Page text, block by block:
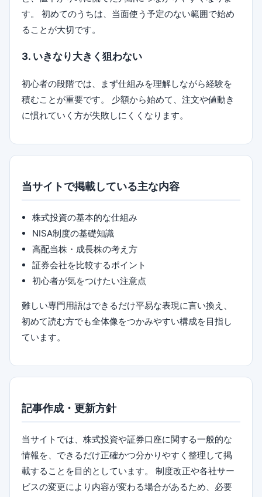
す。 初めてのうちは、当面使う予定のない範囲で始め
ることが大切です。
3. いきなり大きく狙わない
初心者の段階では、まず仕組みを理解しながら経験を
積むことが重要です。 少額から始めて、注文や値動き
に慣れていく方が失敗しにくくなります。
当サイトで掲載している主な内容
株式投資の基本的な仕組み
NISA制度の基礎知識
高配当株・成長株の考え方
証券会社を比較するポイント
初心者が気をつけたい注意点
難しい専門用語はできるだけ平易な表現に言い換え、
初めて読む方でも全体像をつかみやすい構成を目指し
ています。
記事作成・更新方針
当サイトでは、株式投資や証券口座に関する一般的な
情報を、できるだけ正確かつ分かりやすく整理して掲
載することを目的としています。 制度改正や各社サー
ビスの変更により内容が変わる場合があるため、必要